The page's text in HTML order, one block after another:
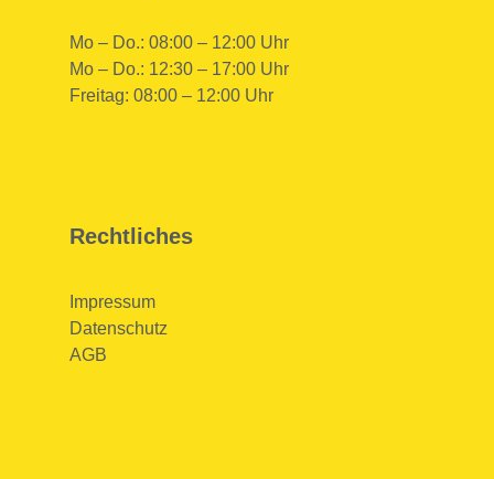
Mo – Do.: 08:00 – 12:00 Uhr
Mo – Do.: 12:30 – 17:00 Uhr
Freitag: 08:00 – 12:00 Uhr
Rechtliches
Impressum
Datenschutz
AGB